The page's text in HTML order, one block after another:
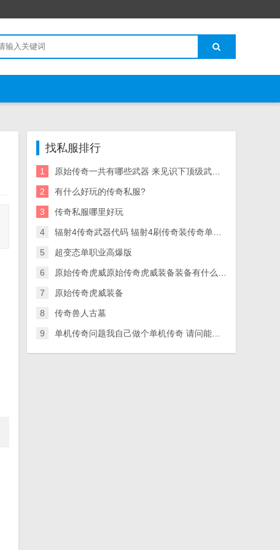
找私服排行
1 原始传奇一共有哪些武器 来见识下顶级武器的风采
2 有什么好玩的传奇私服?
3 传奇私服哪里好玩
4 辐射4传奇武器代码 辐射4刷传奇装传奇单机添加装备备方法
5 超变态单职业高爆版
6 原始传奇虎威原始传奇虎威装备装备有什么用？
7 原始传奇虎威装备
8 传奇兽人古墓
9 单机传奇问题我自己做个单机传奇 请问能帮帮我吗